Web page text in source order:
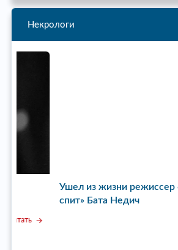
Некрологи
Ушел из жизни режиссер
спит» Бата Недич